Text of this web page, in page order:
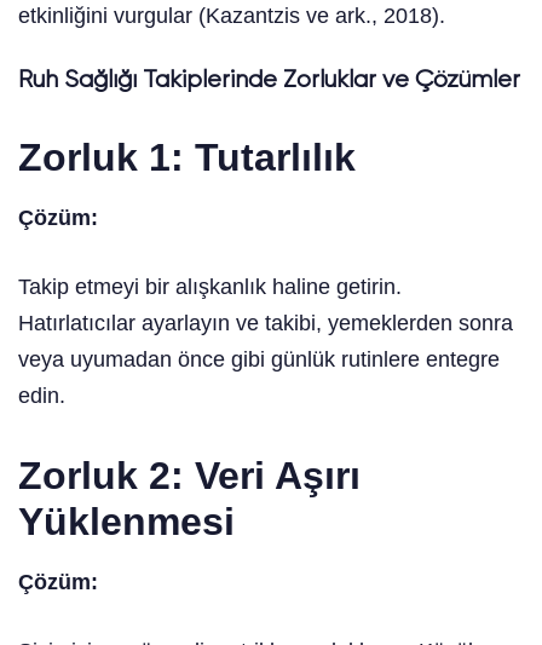
etkinliğini vurgular (Kazantzis ve ark., 2018).
Ruh Sağlığı Takiplerinde Zorluklar ve Çözümler
Zorluk 1: Tutarlılık
Çözüm:
Takip etmeyi bir alışkanlık haline getirin.
Hatırlatıcılar ayarlayın ve takibi, yemeklerden sonra
veya uyumadan önce gibi günlük rutinlere entegre
edin.
Zorluk 2: Veri Aşırı
Yüklenmesi
Çözüm: